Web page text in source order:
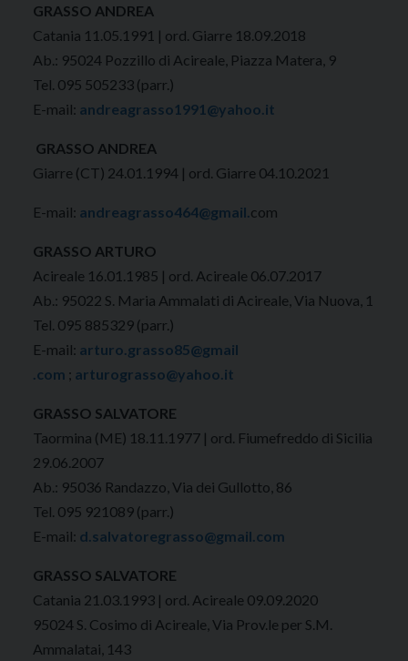
GRASSO ANDREA
Catania 11.05.1991 | ord. Giarre 18.09.2018
Ab.: 95024 Pozzillo di Acireale, Piazza Matera, 9
Tel. 095 505233 (parr.)
E-mail: andreagrasso1991@yahoo.it
GRASSO ANDREA
Giarre (CT) 24.01.1994 | ord. Giarre 04.10.2021
E-mail: andreagrasso464@gmail.com
GRASSO ARTURO
Acireale 16.01.1985 | ord. Acireale 06.07.2017
Ab.: 95022 S. Maria Ammalati di Acireale, Via Nuova, 1
Tel. 095 885329 (parr.)
E-mail: arturo.grasso85@gmail
.com ; arturograsso@yahoo.it
GRASSO SALVATORE
Taormina (ME) 18.11.1977 | ord. Fiumefreddo di Sicilia
29.06.2007
Ab.: 95036 Randazzo, Via dei Gullotto, 86
Tel. 095 921089 (parr.)
E-mail: d.salvatoregrasso@gmail.com
GRASSO SALVATORE
Catania 21.03.1993 | ord. Acireale 09.09.2020
95024 S. Cosimo di Acireale, Via Prov.le per S.M.
Ammalatai, 143